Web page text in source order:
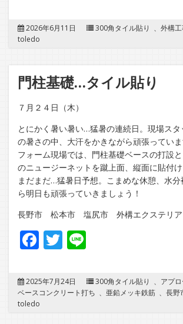
2026年6月11日 300角タイル貼り 、 外構
toledo
門柱基礎…タイル貼り
７月２４日（木）
とにかく暑い暑い…猛暑の連続日。現場スタ
の暑さの中、大汗をかきながら頑張ってい
フォーム現場では、門柱基礎ベースの打設
のニュージーネットを蹴上面、縦面に貼付け
まだまだ…猛暑日予想。こまめな休憩、水
ら明日も頑張っていきましょう！
長野市 松本市 塩尻市 外構エクステリア
Facebook
Twitter
2025年7月24日 300角タイル貼り 、 アプ
ベースコンクリート打ち 、 亜鉛メッキ鉄筋 、 長野
toledo